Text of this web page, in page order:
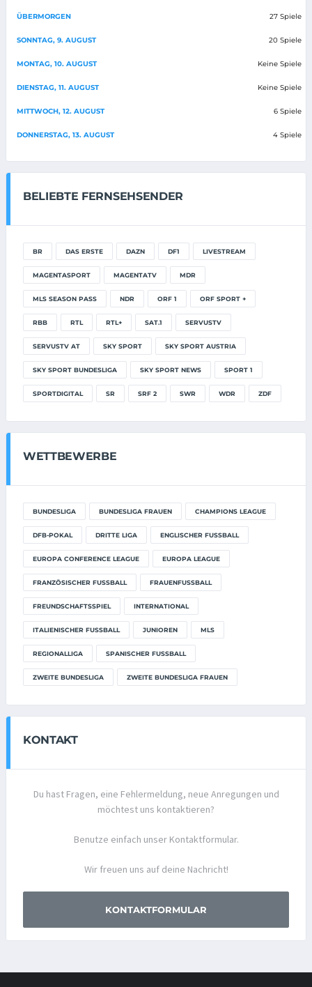
ÜBERMORGEN 27 Spiele
SONNTAG, 9. AUGUST 20 Spiele
MONTAG, 10. AUGUST Keine Spiele
DIENSTAG, 11. AUGUST Keine Spiele
MITTWOCH, 12. AUGUST 6 Spiele
DONNERSTAG, 13. AUGUST 4 Spiele
BELIEBTE FERNSEHSENDER
BR DAS ERSTE DAZN DF1 LIVESTREAM
MAGENTASPORT MAGENTATV MDR
MLS SEASON PASS NDR ORF 1 ORF SPORT +
RBB RTL RTL+ SAT.1 SERVUSTV
SERVUSTV AT SKY SPORT SKY SPORT AUSTRIA
SKY SPORT BUNDESLIGA SKY SPORT NEWS SPORT 1
SPORTDIGITAL SR SRF 2 SWR WDR ZDF
WETTBEWERBE
BUNDESLIGA BUNDESLIGA FRAUEN CHAMPIONS LEAGUE
DFB-POKAL DRITTE LIGA ENGLISCHER FUSSBALL
EUROPA CONFERENCE LEAGUE EUROPA LEAGUE
FRANZÖSISCHER FUSSBALL FRAUENFUSSBALL
FREUNDSCHAFTSSPIEL INTERNATIONAL
ITALIENISCHER FUSSBALL JUNIOREN MLS
REGIONALLIGA SPANISCHER FUSSBALL
ZWEITE BUNDESLIGA ZWEITE BUNDESLIGA FRAUEN
KONTAKT
Du hast Fragen, eine Fehlermeldung, neue Anregungen und
möchtest uns kontaktieren?
Benutze einfach unser Kontaktformular.
Wir freuen uns auf deine Nachricht!
KONTAKTFORMULAR